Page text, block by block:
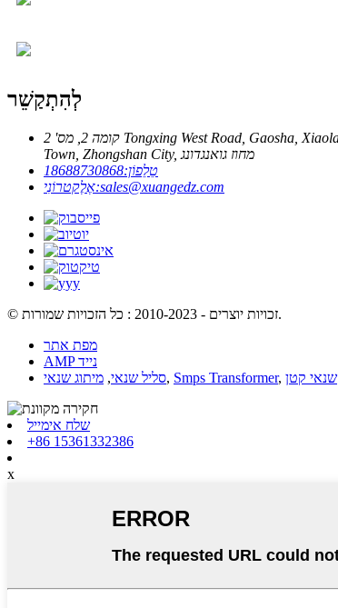
לְהִתְקַשֵׁר
קומה 2, מס' 2 Tongxing West Road, Gaosha, Xiaolan
Town, Zhongshan City, מחוז גואנגדונג
טֵלֵפוֹן:18688730868
אֶלֶקטרוֹנִי:sales@xuangedz.com
© זכויות יוצרים - 2010-2023 : כל הזכויות שמורות.
מפת אתר
AMP נייד
סליל שנאי, מיתוג שנאי , Smps Transformer, שנאי קטן
שלח אימייל
+86 15361332386
x